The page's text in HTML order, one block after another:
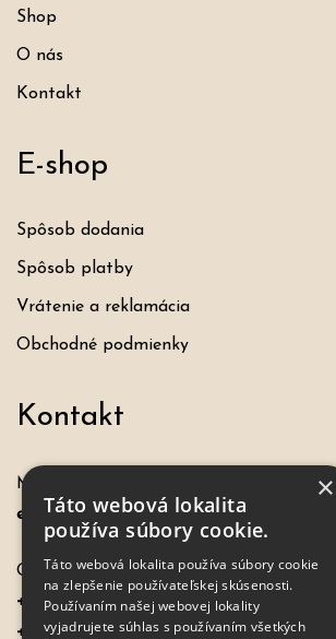
Shop
O nás
Kontakt
E-shop
Spôsob dodania
Spôsob platby
Vrátenie a reklamácia
Obchodné podmienky
Kontakt
Máte otázku, požiadavku?
eshop@hochel.sk
Objednávky:
+421 917 649 198
+421 - 33 7798967
×
Táto webová lokalita
používa súbory cookie.
Táto webová lokalita používa súbory cookie
na zlepšenie používateľskej skúsenosti.
Používaním našej webovej lokality
vyjadrujete súhlas s používaním všetkých